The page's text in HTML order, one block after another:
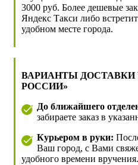
3000 руб. Более дешевые
Яндекс Такси либо
удобном месте города.
ВАРИАНТЫ ДОСТАВКИ
РОССИИ»
До ближайшего
забираете заказ в
Курьером в руки:
Ваш город, с Вами
удобного времени вручения.